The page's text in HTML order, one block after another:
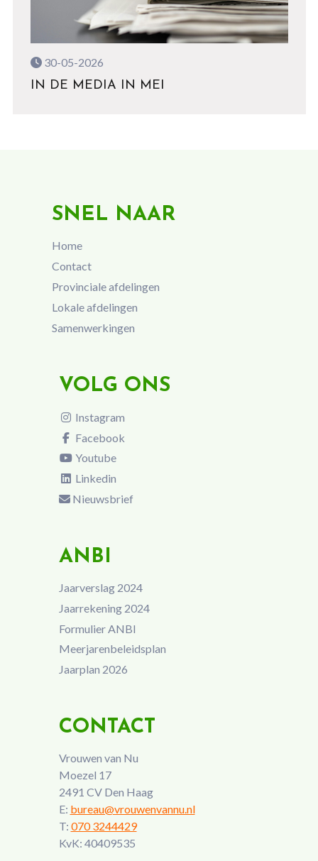
30-05-2026
IN DE MEDIA IN MEI
SNEL NAAR
Home
Contact
Provinciale afdelingen
Lokale afdelingen
Samenwerkingen
VOLG ONS
Instagram
Facebook
Youtube
Linkedin
Nieuwsbrief
ANBI
Jaarverslag 2024
Jaarrekening 2024
Formulier ANBI
Meerjarenbeleidsplan
Jaarplan 2026
CONTACT
Vrouwen van Nu
Moezel 17
2491 CV Den Haag
E: bureau@vrouwenvannu.nl
T: 070 3244429
KvK: 40409535